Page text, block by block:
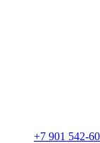
+7 901 542-